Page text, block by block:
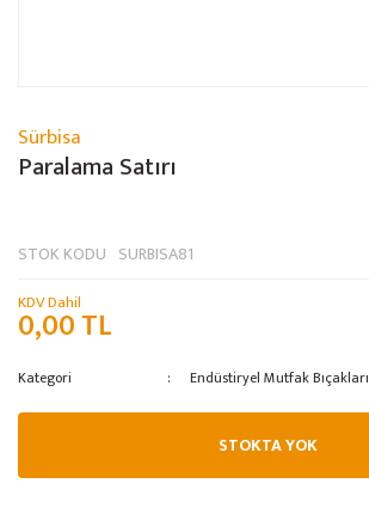
Sürbisa
Paralama Satırı
STOK KODU SURBISA81
KDV Dahil
0,00 TL
Kategori Endüstiryel Mutfak Bıçakları
STOKTA YOK